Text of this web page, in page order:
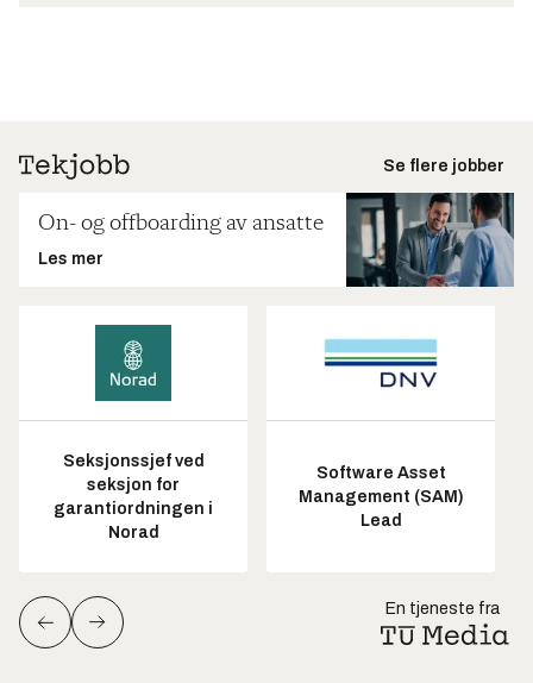
Se flere jobber
On- og offboarding av ansatte
Les mer
Seksjonssjef ved
seksjon for
garantiordningen i
Norad
Software Asset
Management (SAM)
Lead
En tjeneste fra